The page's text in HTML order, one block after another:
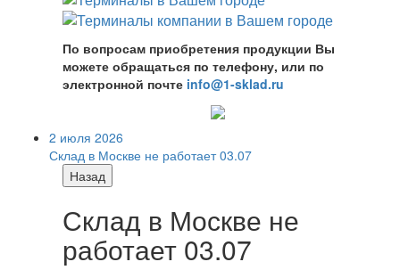
По вопросам приобретения продукции Вы
можете обращаться по телефону, или по
электронной почте info@1-sklad.ru
2 июля 2026
Склад в Москве не работает 03.07
Назад
Склад в Москве не
работает 03.07